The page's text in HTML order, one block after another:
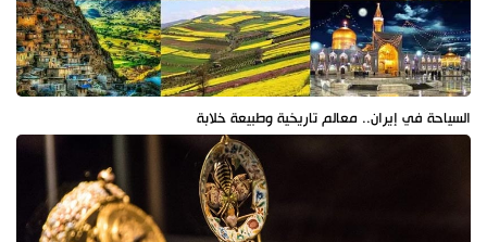
السياحة في إيران.. معالم تاريخية وطبيعة خلابة